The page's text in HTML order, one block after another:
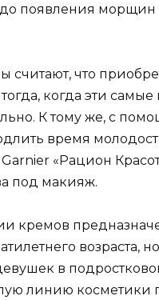
до появления
считают, что
тогда, когда эти
К тому же, с
время
«Рацион
под макияж.
кремов
возраста,
в
линию косметики